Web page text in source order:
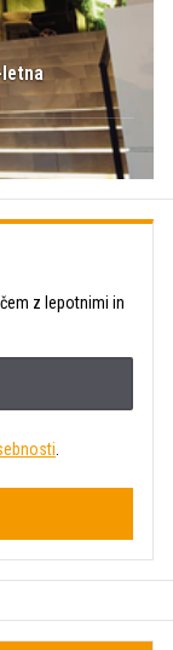
z lepotnimi in